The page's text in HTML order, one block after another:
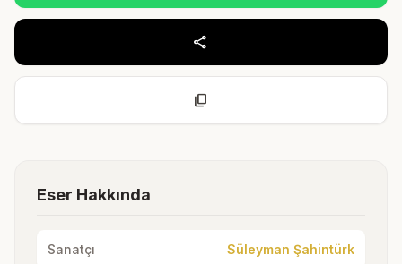
share
content_copy
Eser Hakkında
Sanatçı Süleyman Şahintürk